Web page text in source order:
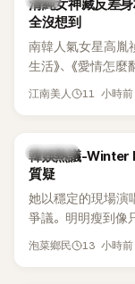
清純女神藏反差
全沒想到
南韓人氣女星高胤
生活》、《愛情怎麼
作品，躍升為韓劇
細身材下的超狂背
傻直呼：「原來她身
江南美人 11 小時前
熱議討論
韓娛熱議-Winter
質疑
她以穩定的現場演
爭議。明明瘦到像
和音量？
泡菜鄉民 13 小時前